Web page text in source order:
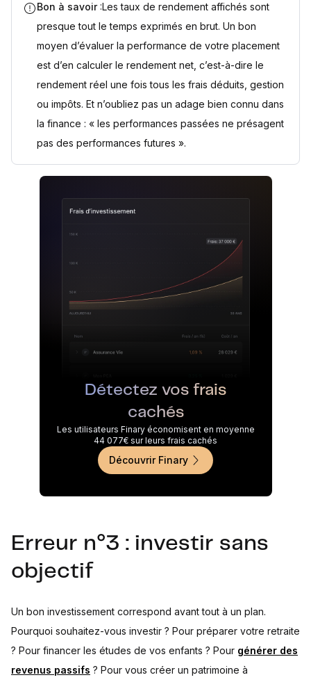
Bon à savoir :Les taux de rendement affichés sont
presque tout le temps exprimés en brut. Un bon
moyen d’évaluer la performance de votre placement
est d’en calculer le rendement net, c’est-à-dire le
rendement réel une fois tous les frais déduits, gestion
ou impôts. Et n’oubliez pas un adage bien connu dans
la finance : « les performances passées ne présagent
pas des performances futures ».
Détectez vos frais
cachés
Les utilisateurs Finary économisent en moyenne
44 077€ sur leurs frais cachés
Découvrir Finary
Erreur n°3 : investir sans
objectif
Un bon investissement correspond avant tout à un plan.
Pourquoi souhaitez-vous investir ? Pour préparer votre retraite
? Pour financer les études de vos enfants ? Pour générer des
revenus passifs ? Pour vous créer un patrimoine à